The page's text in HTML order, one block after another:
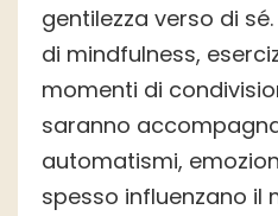
gentilezza verso di
di mindfulness,
momenti di
saranno
automatismi,
spesso influenzano il